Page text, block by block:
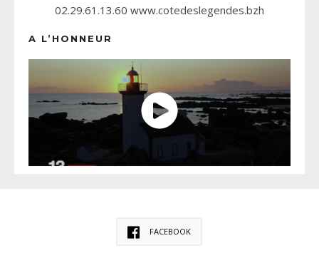
02.29.61.13.60 www.cotedeslegendes.bzh
A L’HONNEUR
FACEBOOK